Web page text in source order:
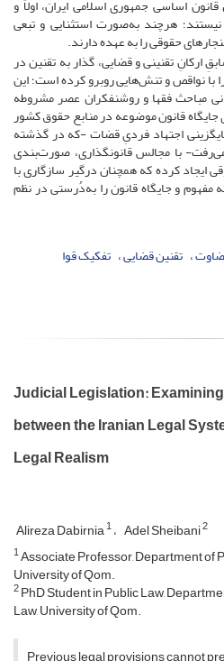
اساسی جمهوری اسلامی ایران، ‌‌اولاً و
هرچند به‌صورت استثنایی و تبعی
حقوقی را به عهده دارند.
تقنینی و قضایی، ‌‌گذار به تقنین در
با نواقص و تنش‌هایی روبرو کرده است؛ این
مباحث فقها و روشنفکران عصر مشروطه
جایگاه قانون موضوعه در منابع حقوق کشور
اجتهاد فردیِ قضات -که در گذشته
با مجالس قانونگذاری، ‌‌صورت‌بندی
ایجاد کرده که همچنان درگیر سازگاری با
مفهوم و جایگاه قانون را به‌دُرستی در نظم
‌‌تقنین قضایی ‌‌تفکیک قوا
Judicial Legislation:
between the Iranian Legal
Legal Realism
Alireza Dabirnia1 Adel Sheibani2
1Associate Professor, Department of
University of Qom.
2PhD Student in Public Law,
Law, University of Qom.